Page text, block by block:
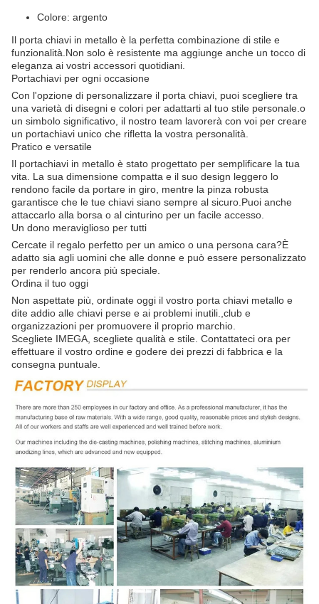
Colore: argento
Il porta chiavi in metallo è la perfetta combinazione di stile e
funzionalità.Non solo è resistente ma aggiunge anche un tocco di
eleganza ai vostri accessori quotidiani.
Portachiavi per ogni occasione
Con l'opzione di personalizzare il porta chiavi, puoi scegliere tra
una varietà di disegni e colori per adattarti al tuo stile personale.o
un simbolo significativo, il nostro team lavorerà con voi per creare
un portachiavi unico che rifletta la vostra personalità.
Pratico e versatile
Il portachiavi in metallo è stato progettato per semplificare la tua
vita. La sua dimensione compatta e il suo design leggero lo
rendono facile da portare in giro, mentre la pinza robusta
garantisce che le tue chiavi siano sempre al sicuro.Puoi anche
attaccarlo alla borsa o al cinturino per un facile accesso.
Un dono meraviglioso per tutti
Cercate il regalo perfetto per un amico o una persona cara?È
adatto sia agli uomini che alle donne e può essere personalizzato
per renderlo ancora più speciale.
Ordina il tuo oggi
Non aspettate più, ordinate oggi il vostro porta chiavi metallo e
dite addio alle chiavi perse e ai problemi inutili.,club e
organizzazioni per promuovere il proprio marchio.
Scegliete IMEGA, scegliete qualità e stile. Contattateci ora per
effettuare il vostro ordine e godere dei prezzi di fabbrica e la
consegna puntuale.